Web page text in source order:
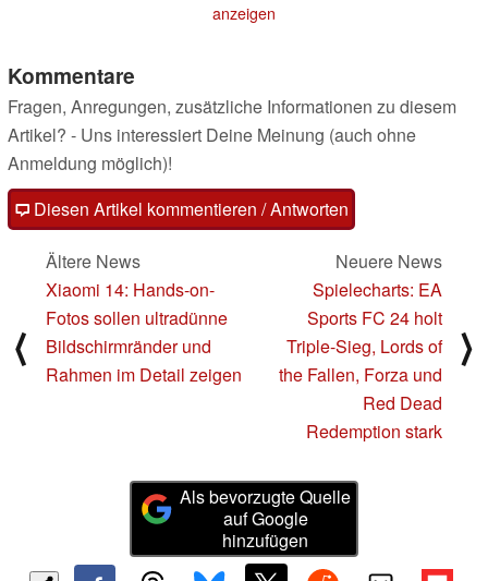
anzeigen
Kommentare
Fragen, Anregungen, zusätzliche Informationen zu diesem
Artikel? - Uns interessiert Deine Meinung (auch ohne
Anmeldung möglich)!
Diesen Artikel kommentieren / Antworten
⟨
Ältere News
Xiaomi 14: Hands-on-
Fotos sollen ultradünne
Bildschirmränder und
Rahmen im Detail zeigen
Neuere News
Spielecharts: EA
Sports FC 24 holt
Triple-Sieg, Lords of
the Fallen, Forza und
Red Dead
Redemption stark
⟩
Als bevorzugte Quelle
auf Google
hinzufügen